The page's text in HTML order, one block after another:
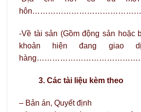
-Về tài sản (Gồm động sản hoặc
khoản hiện đang giao
hàng………………………………….
3. Các tài liệu kèm theo
– Bản án, Quyết định